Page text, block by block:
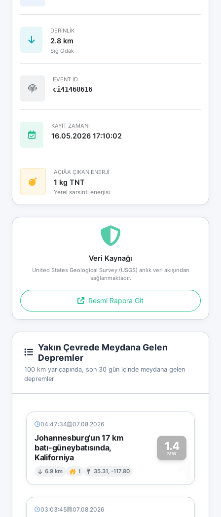
DERINLIK
2.8 km
Sığ Odak
EVENT ID
ci41468616
KAYIT ZAMANI
16.05.2026 17:10:02
AÇIÄA ÇIKAN ENERJİ
1 kg TNT
Yerel sarsıntı enerjisi
Veri Kaynağı
United States Geological Survey (USGS) anlık veri akışından
sağlanmaktadır.
Resmi Rapora Git
Yakın Çevrede Meydana Gelen
Depremler
100 km yarıçapında, son 30 gün içinde meydana gelen
depremler
04:47:34 07.08.2026
Johannesburg'un 17 km
batı-güneybatısında,
Kaliforniya
6.9 km I 35.31, -117.80
1.4
MW
1
03:03:45 07.08.2026